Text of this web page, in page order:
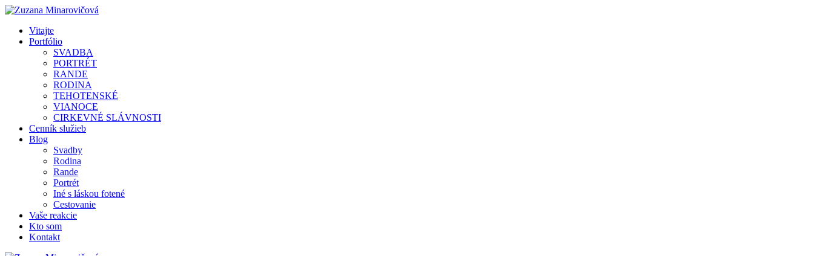
Vitajte
Portfólio
SVADBA
PORTRÉT
RANDE
RODINA
TEHOTENSKÉ
VIANOCE
CIRKEVNÉ SLÁVNOSTI
Cenník služieb
Blog
Svadby
Rodina
Rande
Portrét
Iné s láskou fotené
Cestovanie
Vaše reakcie
Kto som
Kontakt